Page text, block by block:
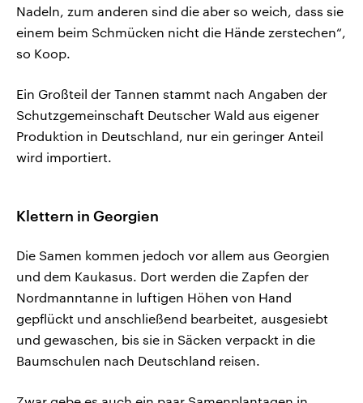
Nadeln, zum anderen sind die aber so weich, dass sie
einem beim Schmücken nicht die Hände zerstechen“,
so Koop.
Ein Großteil der Tannen stammt nach Angaben der
Schutzgemeinschaft Deutscher Wald aus eigener
Produktion in Deutschland, nur ein geringer Anteil
wird importiert.
Klettern in Georgien
Die Samen kommen jedoch vor allem aus Georgien
und dem Kaukasus. Dort werden die Zapfen der
Nordmanntanne in luftigen Höhen von Hand
gepflückt und anschließend bearbeitet, ausgesiebt
und gewaschen, bis sie in Säcken verpackt in die
Baumschulen nach Deutschland reisen.